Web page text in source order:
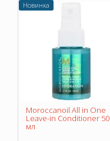
Новинка
Moroccanoil All in One
Leave-in Conditioner 50
мл